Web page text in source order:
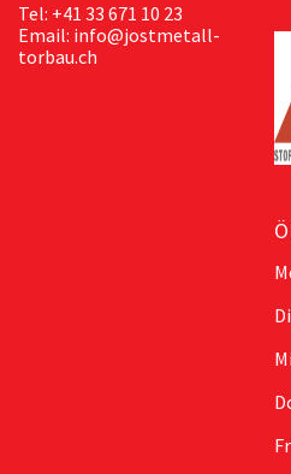
Tel: +41 33 671 10 23
Email: info@jostmetall-
torbau.ch